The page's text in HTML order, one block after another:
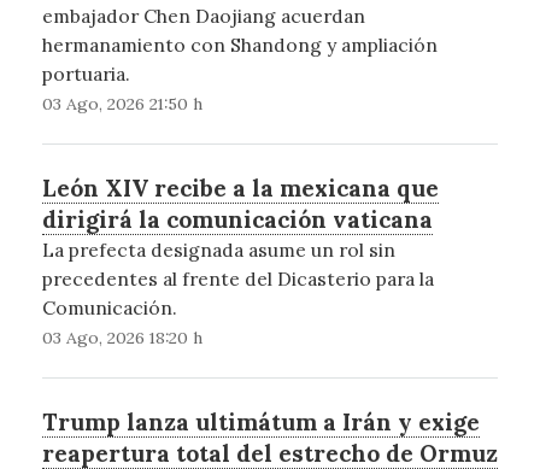
embajador Chen Daojiang acuerdan
hermanamiento con Shandong y ampliación
portuaria.
03 Ago, 2026 21:50 h
León XIV recibe a la mexicana que
dirigirá la comunicación vaticana
La prefecta designada asume un rol sin
precedentes al frente del Dicasterio para la
Comunicación.
03 Ago, 2026 18:20 h
Trump lanza ultimátum a Irán y exige
reapertura total del estrecho de Ormuz